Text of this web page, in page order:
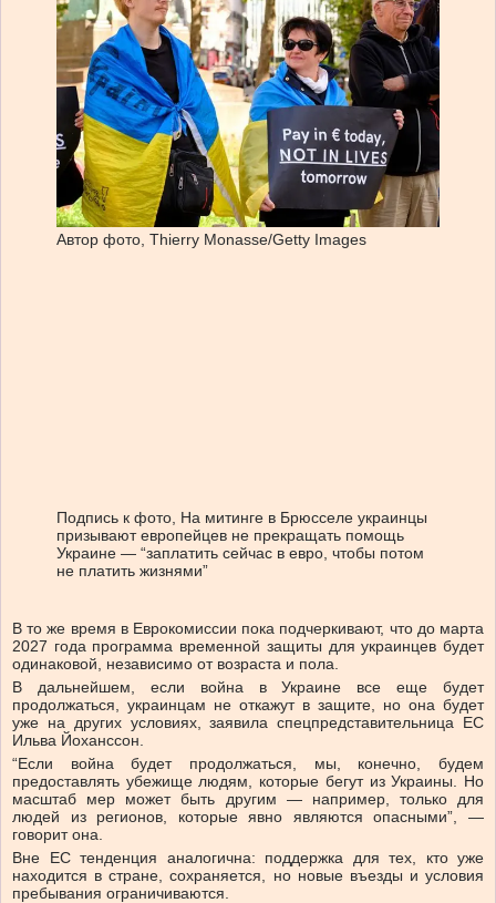
Автор фото, Thierry Monasse/Getty Images
Подпись к фото, На митинге в Брюсселе украинцы
призывают европейцев не прекращать помощь
Украине — “заплатить сейчас в евро, чтобы потом
не платить жизнями”
В то же время в Еврокомиссии пока подчеркивают, что до марта
2027 года программа временной защиты для украинцев будет
одинаковой, независимо от возраста и пола.
В дальнейшем, если война в Украине все еще будет
продолжаться, украинцам не откажут в защите, но она будет
уже на других условиях, заявила спецпредставительница ЕС
Ильва Йоханссон.
“Если война будет продолжаться, мы, конечно, будем
предоставлять убежище людям, которые бегут из Украины. Но
масштаб мер может быть другим — например, только для
людей из регионов, которые явно являются опасными”, —
говорит она.
Вне ЕС тенденция аналогична: поддержка для тех, кто уже
находится в стране, сохраняется, но новые въезды и условия
пребывания ограничиваются.